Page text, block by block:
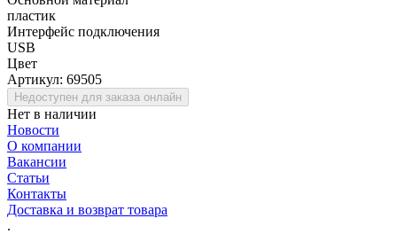
пластик
Интерфейс подключения
USB
Цвет
Артикул: 69505
Недоступен для заказа онлайн
Нет в наличии
Новости
О компании
Вакансии
Статьи
Контакты
Доставка и возврат товара
.